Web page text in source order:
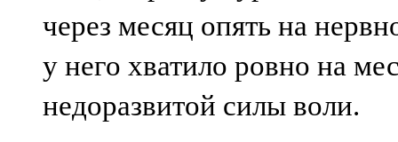
через месяц опять на
у него хватило ровно на
недоразвитой силы воли.